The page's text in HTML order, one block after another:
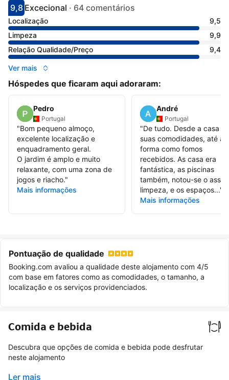
Pontuado com 9.8
9,8
Avaliado como excecional
Excecional · 64 comentários
Localização
9,5
Limpeza
9,9
Relação Qualidade/Preço
9,4
Ver mais
Hóspedes que ficaram aqui adoraram:
Pedro
Portugal
"Bom pequeno almoço,
excelente localização e
enquadramento geral.
O jardim é amplo e muito
relaxante, com uma zona de
jogos e riacho."
Mais informações
André
Portugal
"De tudo. Desde a casa e
suas comodidades, até à
forma como fomos
recebidos. As casa era
fantástica, as piscinas
também, notou-se o
limpeza, e os espaços..."
Mais informações
Pontuação de qualidade
Booking.com avaliou a qualidade deste alojamento com 4/5
com base em fatores como as comodidades, o tamanho, a
localização e os serviços providenciados.
Comida e bebida
Descubra que opções de comida e bebida pode desfrutar
neste alojamento
Ler mais